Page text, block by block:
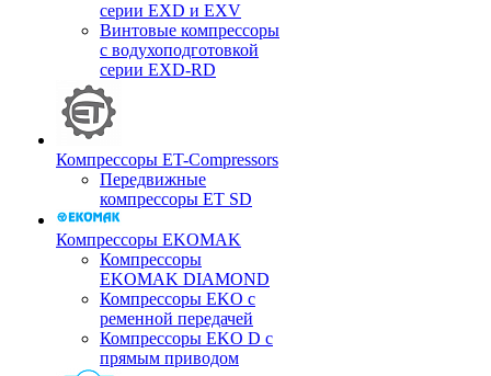
серии EXD и EXV
Винтовые компрессоры
с водухоподготовкой
серии EXD-RD
Компрессоры ET-Compressors
Передвижные
компрессоры ET SD
Компрессоры EKOMAK
Компрессоры
EKOMAK DIAMOND
Компрессоры EKO c
ременной передачей
Компрессоры EKO D с
прямым приводом